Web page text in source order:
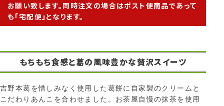
お願い致します。同時注文の場合はポスト便商品であって
も「宅配便」となります。
もちもち食感と葛の風味豊かな贅沢スイーツ
吉野本葛を惜しみなく使用した葛餅に自家製のクリームと
こだわりあんこを合わせました。お茶屋自慢の抹茶を使用